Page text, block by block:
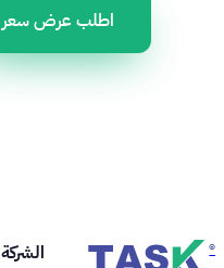
اطلب عرض سعر
® الشركة